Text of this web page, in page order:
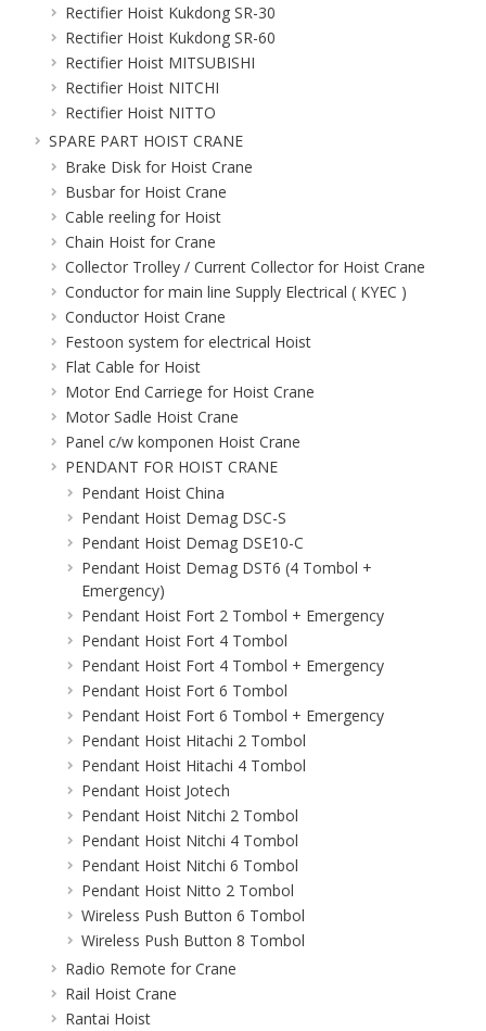
Rectifier Hoist Kukdong SR-30
Rectifier Hoist Kukdong SR-60
Rectifier Hoist MITSUBISHI
Rectifier Hoist NITCHI
Rectifier Hoist NITTO
SPARE PART HOIST CRANE
Brake Disk for Hoist Crane
Busbar for Hoist Crane
Cable reeling for Hoist
Chain Hoist for Crane
Collector Trolley / Current Collector for Hoist Crane
Conductor for main line Supply Electrical ( KYEC )
Conductor Hoist Crane
Festoon system for electrical Hoist
Flat Cable for Hoist
Motor End Carriege for Hoist Crane
Motor Sadle Hoist Crane
Panel c/w komponen Hoist Crane
PENDANT FOR HOIST CRANE
Pendant Hoist China
Pendant Hoist Demag DSC-S
Pendant Hoist Demag DSE10-C
Pendant Hoist Demag DST6 (4 Tombol +
Emergency)
Pendant Hoist Fort 2 Tombol + Emergency
Pendant Hoist Fort 4 Tombol
Pendant Hoist Fort 4 Tombol + Emergency
Pendant Hoist Fort 6 Tombol
Pendant Hoist Fort 6 Tombol + Emergency
Pendant Hoist Hitachi 2 Tombol
Pendant Hoist Hitachi 4 Tombol
Pendant Hoist Jotech
Pendant Hoist Nitchi 2 Tombol
Pendant Hoist Nitchi 4 Tombol
Pendant Hoist Nitchi 6 Tombol
Pendant Hoist Nitto 2 Tombol
Wireless Push Button 6 Tombol
Wireless Push Button 8 Tombol
Radio Remote for Crane
Rail Hoist Crane
Rantai Hoist